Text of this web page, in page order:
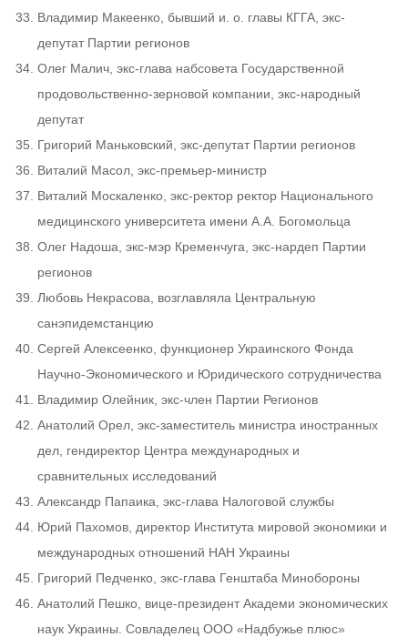
Владимир Макеенко, бывший и. о. главы КГГА, экс-
депутат Партии регионов
Олег Малич, экс-глава набсовета Государственной
продовольственно-зерновой компании, экс-народный
депутат
Григорий Маньковский, экс-депутат Партии регионов
Виталий Масол, экс-премьер-министр
Виталий Москаленко, экс-ректор ректор Национального
медицинского университета имени А.А. Богомольца
Олег Надоша, экс-мэр Кременчуга, экс-нардеп Партии
регионов
Любовь Некрасова, возглавляла Центральную
санэпидемстанцию
Сергей Алексеенко, функционер Украинского Фонда
Научно-Экономического и Юридического сотрудничества
Владимир Олейник, экс-член Партии Регионов
Анатолий Орел, экс-заместитель министра иностранных
дел, гендиректор Центра международных и
сравнительных исследований
Александр Папаика, экс-глава Налоговой службы
Юрий Пахомов, директор Института мировой экономики и
международных отношений НАН Украины
Григорий Педченко, экс-глава Генштаба Минобороны
Анатолий Пешко, вице-президент Академи экономических
наук Украины. Совладелец ООО «Надбужье плюс»